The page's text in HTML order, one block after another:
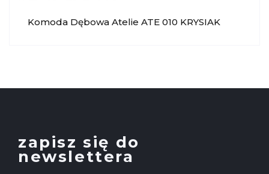
Komoda Dębowa Atelie ATE 010 KRYSIAK
zapisz się do
newslettera